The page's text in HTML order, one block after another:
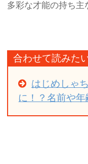
多彩な才能の持ち主
合わせて読みた
はじめしゃ
に！？名前や年